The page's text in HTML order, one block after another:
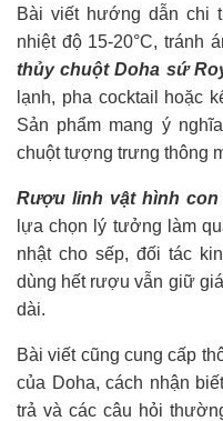
Bài viết hướng dẫn chi
nhiệt độ 15-20°C, tránh
thủy chuột Doha sứ
lạnh, pha cocktail hoặc
Sản phẩm mang ý
chuột tượng trưng thông
Rượu linh vật hình con
lựa chọn lý tưởng làm
nhật cho sếp, đối tác
dùng hết rượu vẫn giữ
dài.
Bài viết cũng cung cấp
của Doha, cách nhận
trả và các câu hỏi